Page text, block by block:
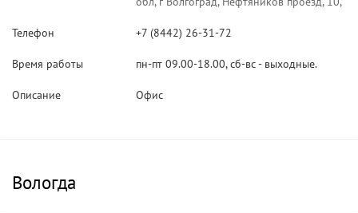
Телефон +7 (8442) 26-31-72
Время работы пн-пт 09.00-18.00, сб-вс - выходные.
Описание Офис
Вологда